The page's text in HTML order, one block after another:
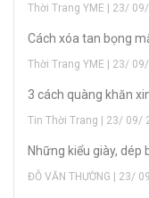
Thời Trang YME | 23/
Cách xóa tan bọng
Thời Trang YME | 23/
3 cách quàng khăn
Tin Thời Trang | 23/ 09/
Những kiểu giày, dép
ĐỖ VĂN THƯỜNG | 23/